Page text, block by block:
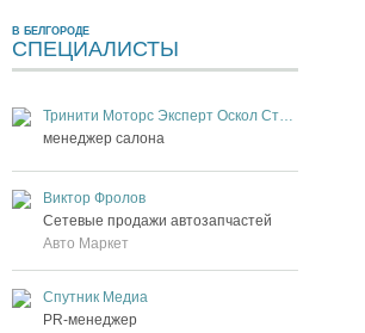
В БЕЛГОРОДЕ
СПЕЦИАЛИСТЫ
Тринити Моторс Эксперт Оскол Старый Оскол
менеджер салона
Виктор Фролов
Сетевые продажи автозапчастей
Авто Маркет
Спутник Медиа
PR-менеджер